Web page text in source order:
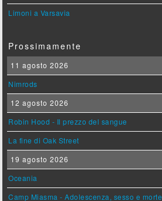
Limoni a Varsavia
Prossimamente
11 agosto 2026
Nimrods
12 agosto 2026
Robin Hood - Il prezzo del sangue
La fine di Oak Street
19 agosto 2026
Oceania
Camp Miasma - Adolescenza, sesso e morte